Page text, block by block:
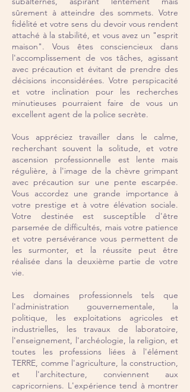
sûrement à atteindre des sommets. Votre
fidélité et votre sens du devoir vous rendent
attaché à la stabilité, et vous avez un "esprit
maison". Vous êtes consciencieux dans
l'accomplissement de vos tâches, agissant
avec précaution et évitant de prendre des
décisions inconsidérées. Votre perspicacité
et votre inclination pour les recherches
minutieuses pourraient faire de vous un
excellent agent de la police secrète.
Vous appréciez travailler dans le calme,
recherchant souvent la solitude, et votre
ascension professionnelle est lente mais
régulière, à l'image de la chèvre grimpant
avec précaution sur une pente escarpée.
Vous accordez une grande importance à
votre prestige et à votre élévation sociale.
Votre destinée est susceptible d'être
parsemée de difficultés, mais votre patience
et votre persévérance vous permettent de
les surmonter, et la réussite peut être
réalisée dans la deuxième partie de votre
vie.
Les domaines professionnels tels que
l'administration gouvernementale, la
politique, les exploitations agricoles et
industrielles, les travaux de laboratoire,
l'enseignement, l'archéologie, la religion, et
toutes les professions liées à l'élément
TERRE, comme l'agriculture, la construction,
et l'architecture, conviennent aux
capricorniens. L'expérience tend à montrer